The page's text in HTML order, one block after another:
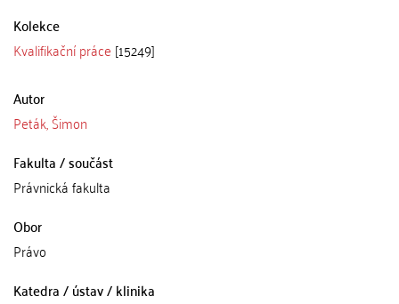
Kolekce
Kvalifikační práce [15249]
Autor
Peták, Šimon
Fakulta / součást
Právnická fakulta
Obor
Právo
Katedra / ústav / klinika